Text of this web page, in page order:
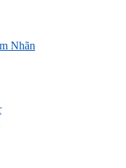
Nhãn